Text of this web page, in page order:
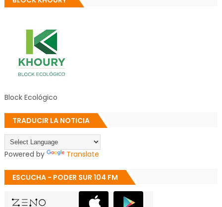
Block Ecológico
TRADUCIR LA NOTICIA
Powered by Translate
ESCUCHA - PODER SUR 104 FM